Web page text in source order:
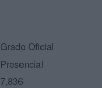
Grado Oficial
Presencial
7,836